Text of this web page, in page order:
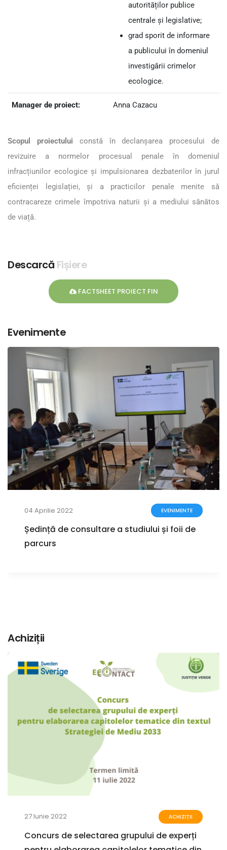
autorităților publice
centrale și legislative;
grad sporit de informare
a publicului în domeniul
investigării crimelor
ecologice.
Manager de proiect: Anna Cazacu
Scopul proiectului
constă în declanșarea procesului de
revizuire a normelor procesual penale în domeniul
infracțiunilor ecologice și impulsionarea dezbaterilor în jurul
eficienței legislației, și a practicilor penale menite să
contracareze crimele împotriva naturii și a mediului sănătos
de viață.
Descarcă Fișiere
FACTSHEET PROIECT FIN
Evenimente
04 Aprilie 2022 EVENIMENTE
Ședință de consultare a studiului și foii de
parcurs
Achiziții
27 Iunie 2022 ACHIZIȚII
Concurs de selectarea grupului de experți